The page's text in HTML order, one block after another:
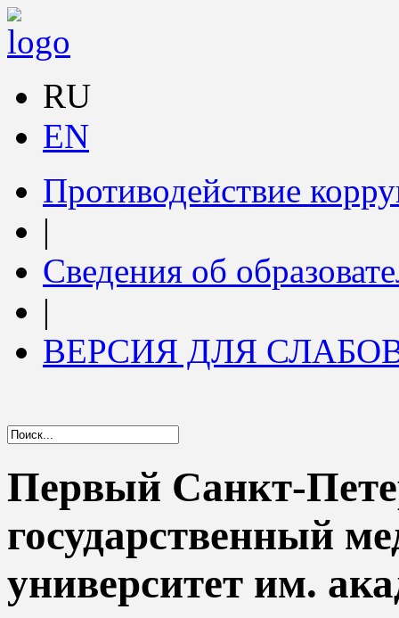
RU
EN
Противодействие
|
Сведения об
|
ВЕРСИЯ ДЛЯ
Первый Санкт-
государственный
университет им.